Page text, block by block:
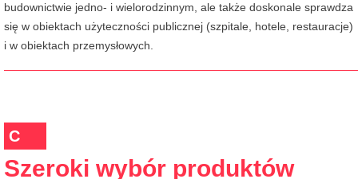
budownictwie jedno- i wielorodzinnym, ale także doskonale sprawdza
się w obiektach użyteczności publicznej (szpitale, hotele, restauracje)
i w obiektach przemysłowych.
C
Szeroki wybór produktów